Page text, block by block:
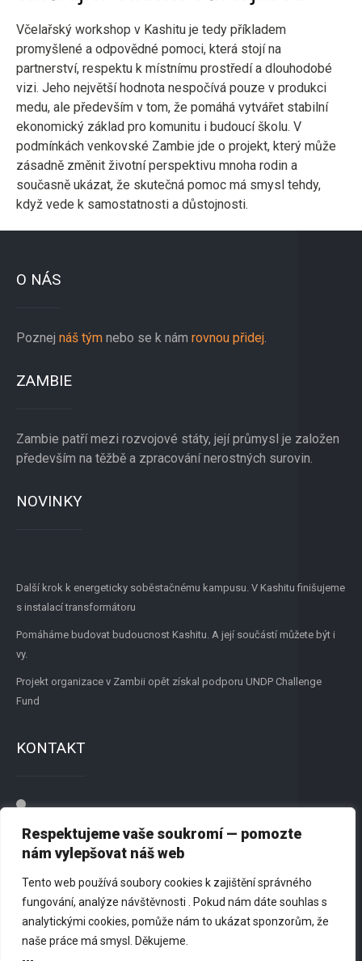
Respektujeme vaše soukromí — pomozte
nám vylepšovat náš web
Tento web používá soubory cookies k zajištění správného
fungování, analýze návštěvnosti . Pokud nám dáte souhlas s
analytickými cookies, pomůže nám to ukázat sponzorům, že
naše práce má smysl. Děkujeme.
Včelařský workshop v Kashitu je tedy příkladem
promyšlené a odpovědné pomoci, která stojí na
partnerství, respektu k místnímu prostředí a dlouhodobé
vizi. Jeho největší hodnota nespočívá pouze v produkci
medu, ale především v tom, že pomáhá vytvářet stabilní
ekonomický základ pro komunitu i budoucí školu. V
podmínkách venkovské Zambie jde o projekt, který může
zásadně změnit životní perspektivu mnoha rodin a
současně ukázat, že skutečná pomoc má smysl tehdy,
když vede k samostatnosti a důstojnosti.
O NÁS
Poznej náš tým nebo se k nám rovnou přidej.
ZAMBIE
Zambie patří mezi rozvojové státy, její průmysl je založen
především na těžbě a zpracování nerostných surovin.
NOVINKY
Další krok k energeticky soběstačnému kampusu. V Kashitu finišujeme
s instalací transformátoru
Pomáháme budovat budoucnost Kashitu. A její součástí můžete být i
vy.
Projekt organizace v Zambii opět získal podporu UNDP Challenge
Fund
KONTAKT
Přátelé New Renato, z.s.
Dvořišťská 1244, 198 00 Praha 9
725 818 179
info@newrenato.org